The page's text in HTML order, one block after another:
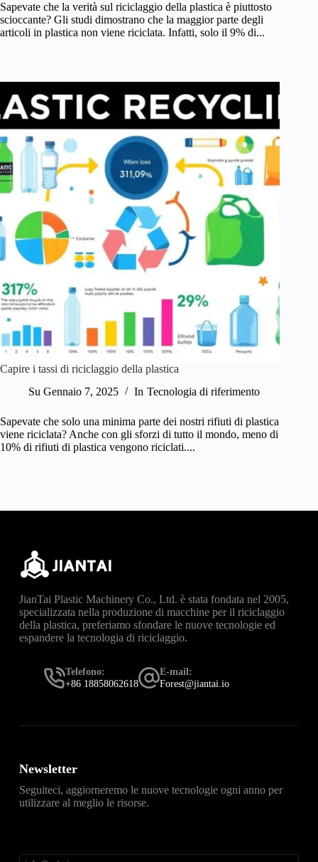
Sapevate che la verità sul riciclaggio della plastica è piuttosto
scioccante? Gli studi dimostrano che la maggior parte degli
articoli in plastica non viene riciclata. Infatti, solo il 9% di...
Capire i tassi di riciclaggio della plastica
Su Gennaio 7, 2025 In Tecnologia di riferimento
Sapevate che solo una minima parte dei nostri rifiuti di plastica
viene riciclata? Anche con gli sforzi di tutto il mondo, meno di
10% di rifiuti di plastica vengono riciclati....
JianTai Plastic Machinery Co., Ltd. è stata fondata nel 2005,
specializzata nella produzione di macchine per il riciclaggio
della plastica, preferiamo sfondare le nuove tecnologie ed
espandere la tecnologia di riciclaggio.
Telefono:
+86 18858062618
E-mail:
Forest@jiantai.io
Newsletter
Seguiteci, aggiorneremo le nuove tecnologie ogni anno per
utilizzare al meglio le risorse.